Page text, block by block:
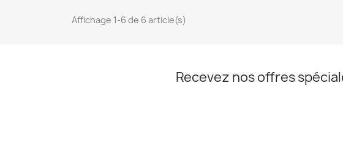
Affichage 1-6 de 6 article(s)
Recevez nos offres